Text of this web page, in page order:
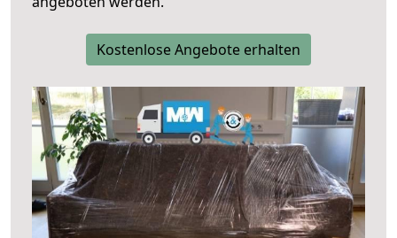
Kostenlose Angebote erhalten